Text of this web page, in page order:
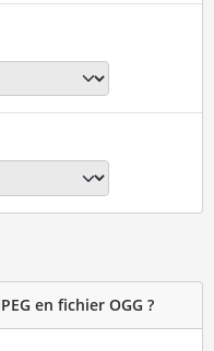
en fichier OGG ?